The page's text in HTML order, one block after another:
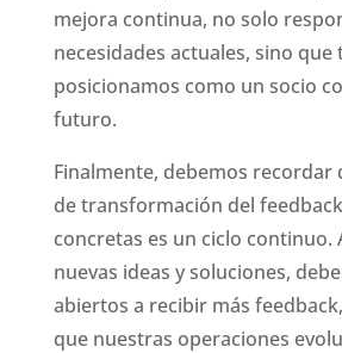
mejora continua, no solo
necesidades actuales, sino que
posicionamos como un socio
futuro.
Finalmente, debemos recordar
de transformación del
concretas es un ciclo continuo.
nuevas ideas y soluciones,
abiertos a recibir más
que nuestras operaciones